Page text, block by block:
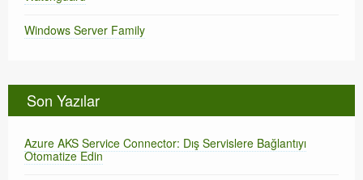
Windows Server Family
Son Yazılar
Azure AKS Service Connector: Dış Servislere Bağlantıyı
Otomatize Edin